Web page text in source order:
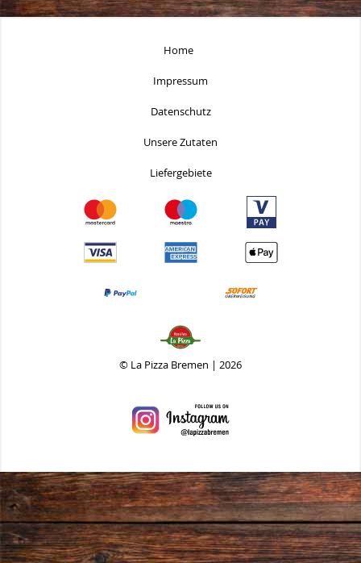
Home
Impressum
Datenschutz
Unsere Zutaten
Liefergebiete
© La Pizza Bremen | 2026